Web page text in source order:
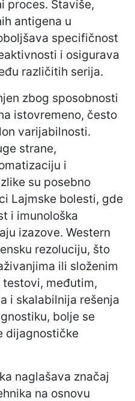
proces. Štaviše,
antigena u
specifičnost
i osigurava
različitih serija.
zbog sposobnosti
istovremeno, često
varijabilnosti.
strane,
i
su posebno
Lajmske bolesti, gde
i imunološka
izazove. Western
rezoluciju, što
ili složenim
međutim,
i skalabilnija rešenja
bolje se
dijagnostičke
naglašava značaj
na osnovu